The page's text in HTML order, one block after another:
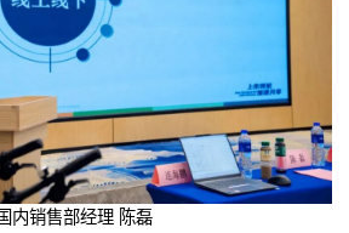
国内销售部经理 陈磊